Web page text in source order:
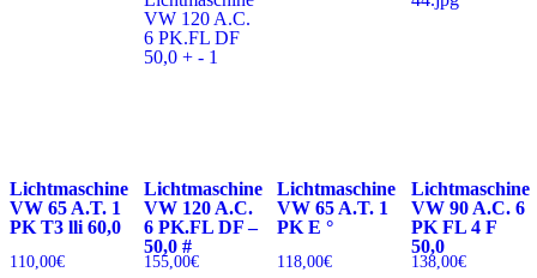
Lichtmaschine
VW 65 A.T. 1
PK T3 lli 60,0
110,00€
Lichtmaschine
VW 120 A.C.
6 PK.FL DF –
50,0 #
155,00€
Lichtmaschine
VW 65 A.T. 1
PK E °
118,00€
Lichtmaschine
VW 90 A.C. 6
PK FL 4 F
50,0
138,00€